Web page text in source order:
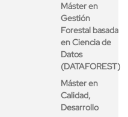
Máster en
Gestión
Forestal basada
en Ciencia de
Datos
(DATAFOREST)
Máster en
Calidad,
Desarrollo